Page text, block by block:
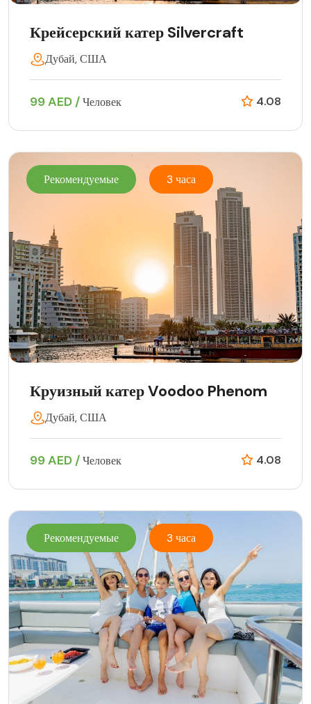
Крейсерский катер Silvercraft
Дубай, США
99 AED /Человек 4.08
Рекомендуемые 3 часа
Круизный катер Voodoo Phenom
Дубай, США
99 AED /Человек 4.08
Рекомендуемые 3 часа